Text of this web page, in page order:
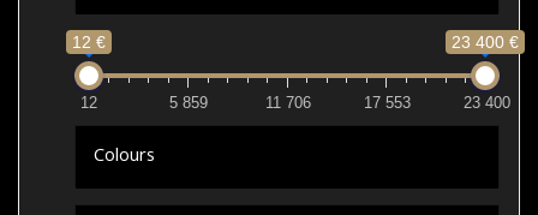
12 € 23 400 €
12 5 859 11 706 17 553 23 400
Colours